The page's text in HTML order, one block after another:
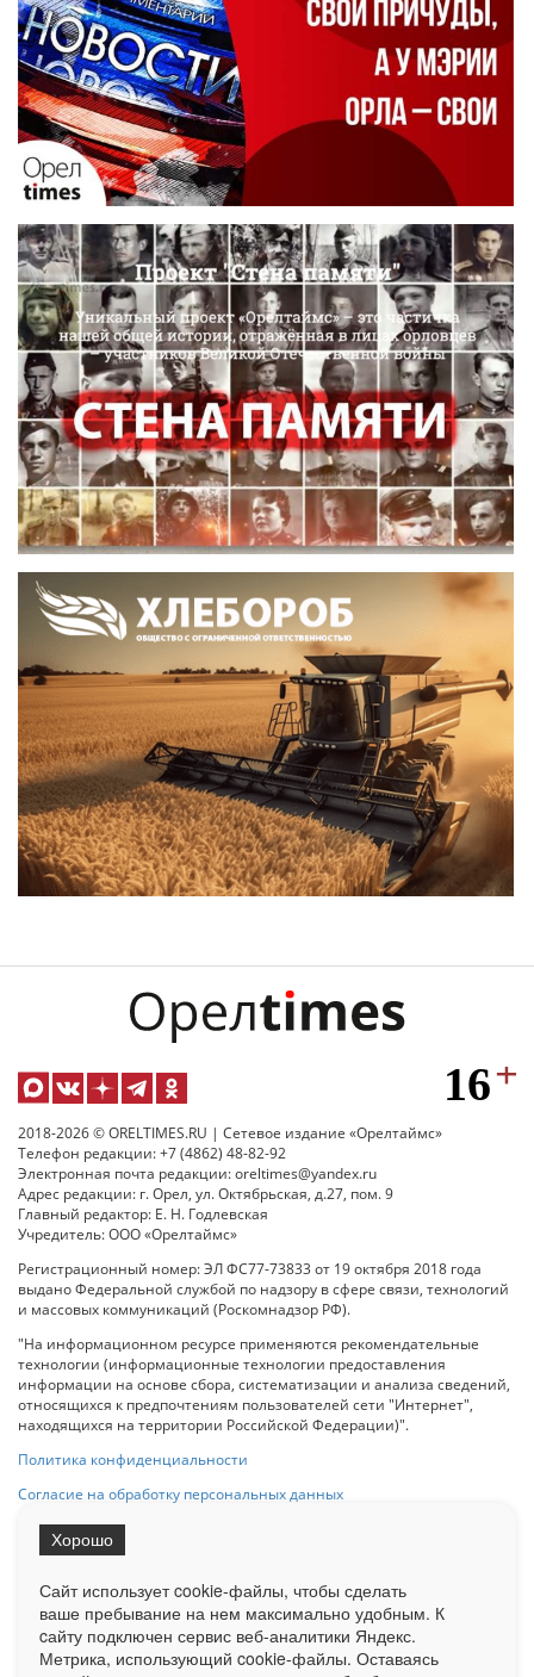
2018-2026 © ORELTIMES.RU | Сетевое издание «Орелтаймс»
Телефон редакции: +7 (4862) 48-82-92
Электронная почта редакции: oreltimes@yandex.ru
Адрес редакции: г. Орел, ул. Октябрьская, д.27, пом. 9
Главный редактор: Е. Н. Годлевская
Учредитель: ООО «Орелтаймс»
Регистрационный номер: ЭЛ ФС77-73833 от 19 октября 2018 года
выдано Федеральной службой по надзору в сфере связи, технологий
и массовых коммуникаций (Роскомнадзор РФ).
"На информационном ресурсе применяются рекомендательные
технологии (информационные технологии предоставления
информации на основе сбора, систематизации и анализа сведений,
относящихся к предпочтениям пользователей сети "Интернет",
находящихся на территории Российской Федерации)".
Политика конфиденциальности
Согласие на обработку персональных данных
на Сетевое издание «ОрелТаймс» обязательна.
Ограниченная статистика посещаемости доступна на сайте
Liveinternet.ru . Подробная статистика для рекламодателей по запросу
Сайт использует cookie-файлы, чтобы сделать
ваше пребывание на нем максимально удобным. К
cайту подключен сервис веб-аналитики Яндекс.
Метрика, использующий cookie-файлы. Оставаясь
Хорошо